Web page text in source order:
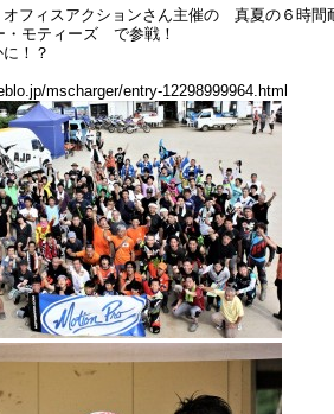
オフィスアクションさん主催の 真夏の６時
・モティーズ で参戦！
！？
mscharger/entry-12298999964.html